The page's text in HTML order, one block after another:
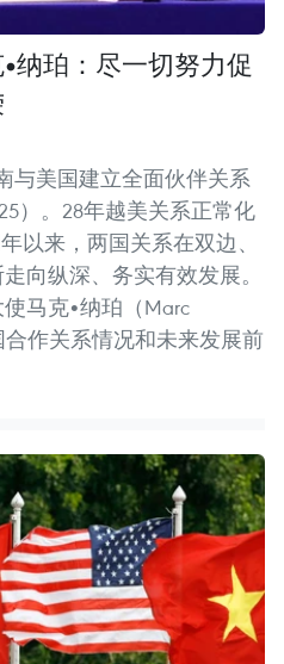
纳珀：尽一切努力促
与美国建立全面伙伴关系
）。28年越美关系正常化
以来，两国关系在双边、
向纵深、务实有效发展。
马克•纳珀（Marc
合作关系情况和未来发展前